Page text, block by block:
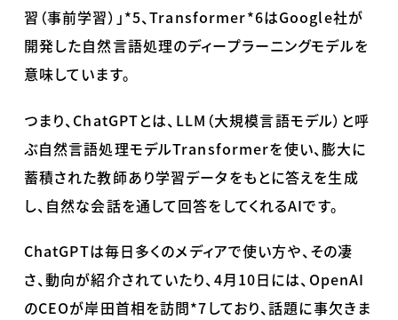
習（事前学習）」*5、Transformer*6はGoogle社が
開発した自然言語処理のディープラーニングモデルを
意味しています。
つまり、 ChatGPTとは、 LLM （大規模言語モデル）と呼
ぶ自然言語処理モデルTransformerを使い、膨大に
蓄積された教師あり学習データをもとに答えを生成
し、自然な会話を通して回答をしてくれるAIです。
ChatGPTは毎日多くのメディアで使い方や、その凄
さ、動向が紹介されていたり、 4月10日には、 OpenAI
のCEOが岸田首相を訪問*7しており、話題に事欠きま